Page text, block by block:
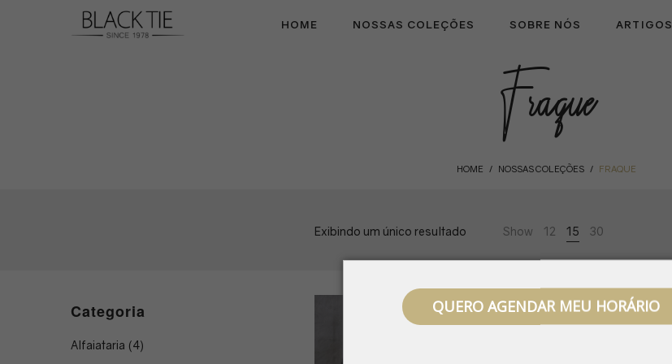
QUERO AGENDAR MEU HORÁRIO
HOME NOSSAS COLEÇÕES SOBRE NÓS ARTIGOS
Fraque
HOME / NOSSAS COLEÇÕES / FRAQUE
Exibindo um único resultado Show 12 15 30
Categoria
Alfaiataria (4)